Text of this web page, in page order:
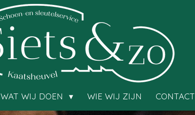
WAT WIJ DOEN WIE WIJ ZIJN CONTACT